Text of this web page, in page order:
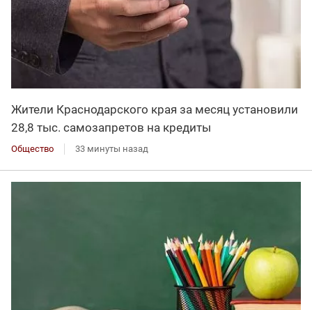
Жители Краснодарского края за месяц установили
28,8 тыс. самозапретов на кредиты
Общество 33 минуты назад